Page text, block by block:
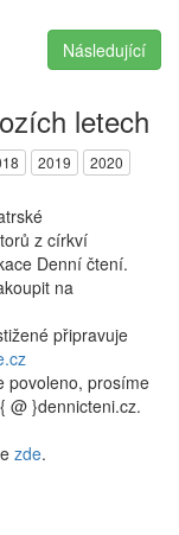
Následující
letech
2019
2020
z církví
Denní čtení.
na
připravuje
povoleno, prosíme
@ }dennicteni.cz.
zde.